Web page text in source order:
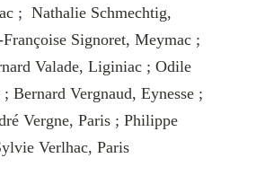
; Nathalie Schmechtig,
Signoret, Meymac ;
Valade, Liginiac ; Odile
Bernard Vergnaud, Eynesse ;
Vergne, Paris ; Philippe
Verlhac, Paris